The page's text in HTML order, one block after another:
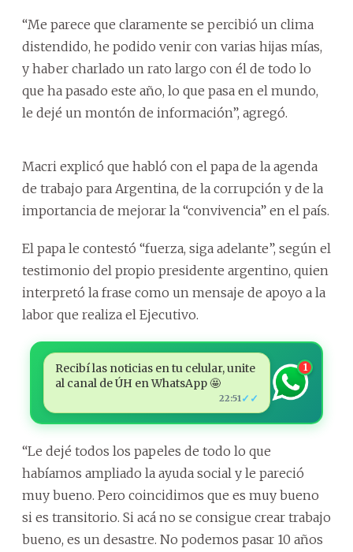
“Me parece que claramente se percibió un clima
distendido, he podido venir con varias hijas mías,
y haber charlado un rato largo con él de todo lo
que ha pasado este año, lo que pasa en el mundo,
le dejé un montón de información”, agregó.
Macri explicó que habló con el papa de la agenda
de trabajo para Argentina, de la corrupción y de la
importancia de mejorar la “convivencia” en el país.
El papa le contestó “fuerza, siga adelante”, según el
testimonio del propio presidente argentino, quien
interpretó la frase como un mensaje de apoyo a la
labor que realiza el Ejecutivo.
Recibí las noticias en tu celular, unite
al canal de ÚH en WhatsApp 🤩
22:51 ✓✓
1
“Le dejé todos los papeles de todo lo que
habíamos ampliado la ayuda social y le pareció
muy bueno. Pero coincidimos que es muy bueno
si es transitorio. Si acá no se consigue crear trabajo
bueno, es un desastre. No podemos pasar 10 años